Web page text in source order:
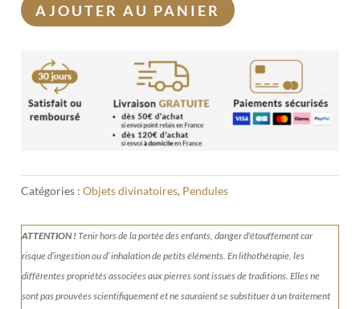
AJOUTER AU PANIER
Catégories :Objets divinatoires, Pendules
ATTENTION !Tenirhors de la portée des enfants, danger d'étouffement car
risque d’ingestion ou d’ inhalation de petits éléments.En lithothérapie, les
différentes propriétés associées aux pierres sont issues de traditions. Elles ne
sont pas prouvées scientifiquement et ne sauraient se substituer à un traitement